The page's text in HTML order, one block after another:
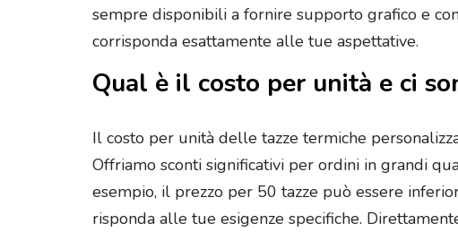
sempre disponibili a fornire supporto grafico e
corrisponda esattamente alle tue aspettative.
Qual è il costo per unità e ci
Il costo per unità delle tazze termiche
Offriamo sconti significativi per ordini in grandi
esempio, il prezzo per 50 tazze può essere
risponda alle tue esigenze specifiche.